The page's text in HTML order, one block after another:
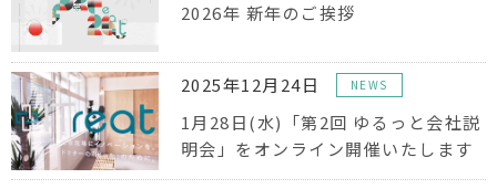
2026年 新年のご挨拶
2025年12月24日 NEWS
1月28日(水)「第2回 ゆるっと会社説
明会」をオンライン開催いたします